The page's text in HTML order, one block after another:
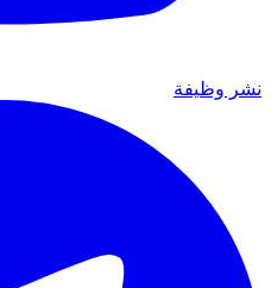
نشر وظيفة